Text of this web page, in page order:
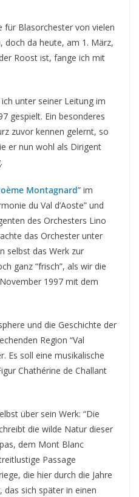
für Blasorchester von vielen
doch da heute, am 1. März,
Roost ist, fange ich mit
ich unter seiner Leitung im
gespielt. Ein besonderes
zuvor kennen gelernt, so
er nun wohl als Dirigent
Montagnard” im
du Val d’Aoste” und
des Orchesters Lino
das Orchester unter
selbst das Werk zur
ganz “frisch”, als wir die
1997 mit dem
und die Geschichte der
Region “Val
Es soll eine musikalische
Chathérine de Challant
über sein Werk: “Die
die wilde Natur dieser
dem Mont Blanc
Passage
die hier durch die Jahre
sich später in einen